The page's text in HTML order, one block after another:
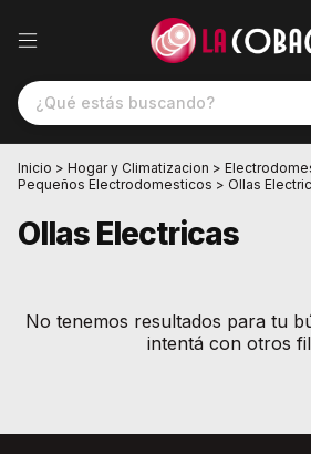
Inicio > Hogar y Climatizacion >
Pequeños Electrodomesticos > Ollas
Ollas Electricas
No tenemos resultados para tu
intentá con otros